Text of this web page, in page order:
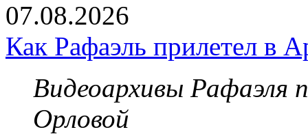
07.08.2026
Как Рафаэль прилетел в
Видеоархивы Рафаэля
Орловой